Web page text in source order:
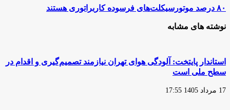
به‌صورت
ساعتی
و
روزانه
۸۰
موتورسیکلت‌های
فرسوده
۸۰ درصد موتورسیکلت‌های فرسوده کاربراتوری هستند
نوشته های مشابه
استاندار پایتخت: آلودگی هوای تهران نیازمند تصمیم‌گیری و اقدام در
سطح ملی است
17 مرداد 1405 17:55